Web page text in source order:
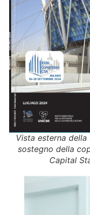
Vista esterna
sostegno della
Capital